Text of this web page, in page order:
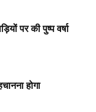
पर की पुष्प वर्षा
होगा